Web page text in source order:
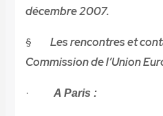
décembre 2007.
§ Les rencontres et
Commission de l’Union
· A Paris :